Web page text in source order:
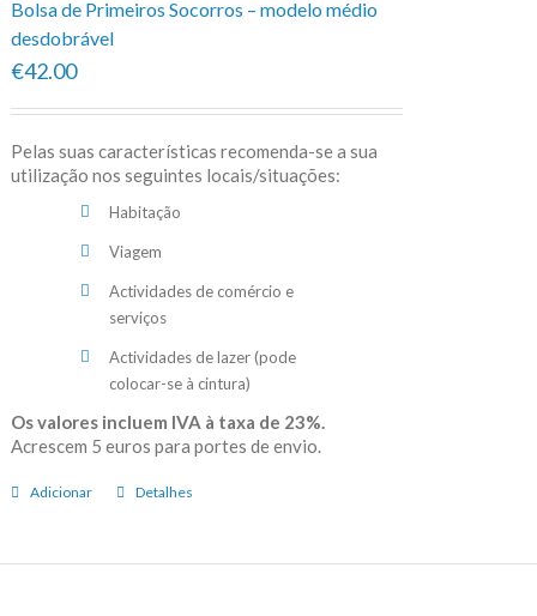
Bolsa de Primeiros Socorros – modelo médio
desdobrável
€42.00
Pelas suas características recomenda-se a sua
utilização nos seguintes locais/situações:
Habitação
Viagem
Actividades de comércio e
serviços
Actividades de lazer (pode
colocar-se à cintura)
Os valores incluem IVA à taxa de 23%.
Acrescem 5 euros para portes de envio.
Adicionar Detalhes